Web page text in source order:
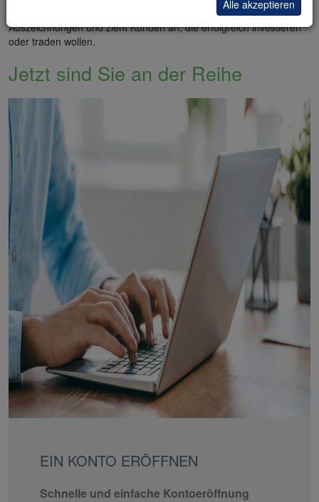
bekannt. Dieser Broker gewinnt jedes Jahr wichtige
Auszeichnungen und zieht Kunden an, die erfolgreich investieren
oder traden wollen.
Jetzt sind Sie an der Reihe
EIN KONTO ERÖFFNEN
Schnelle und einfache Kontoeröffnung
Alle akzeptieren